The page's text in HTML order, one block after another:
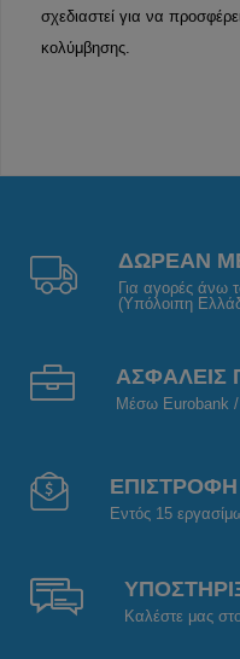
σχεδιαστεί για να
κολύμβησης.
ΔΩΡΕΑΝ
Για αγορές άνω
(Υπόλοιπη
ΑΣΦΑΛΕΙΣ
Μέσω Eurobank /
Εντός 15
Καλέστε μας